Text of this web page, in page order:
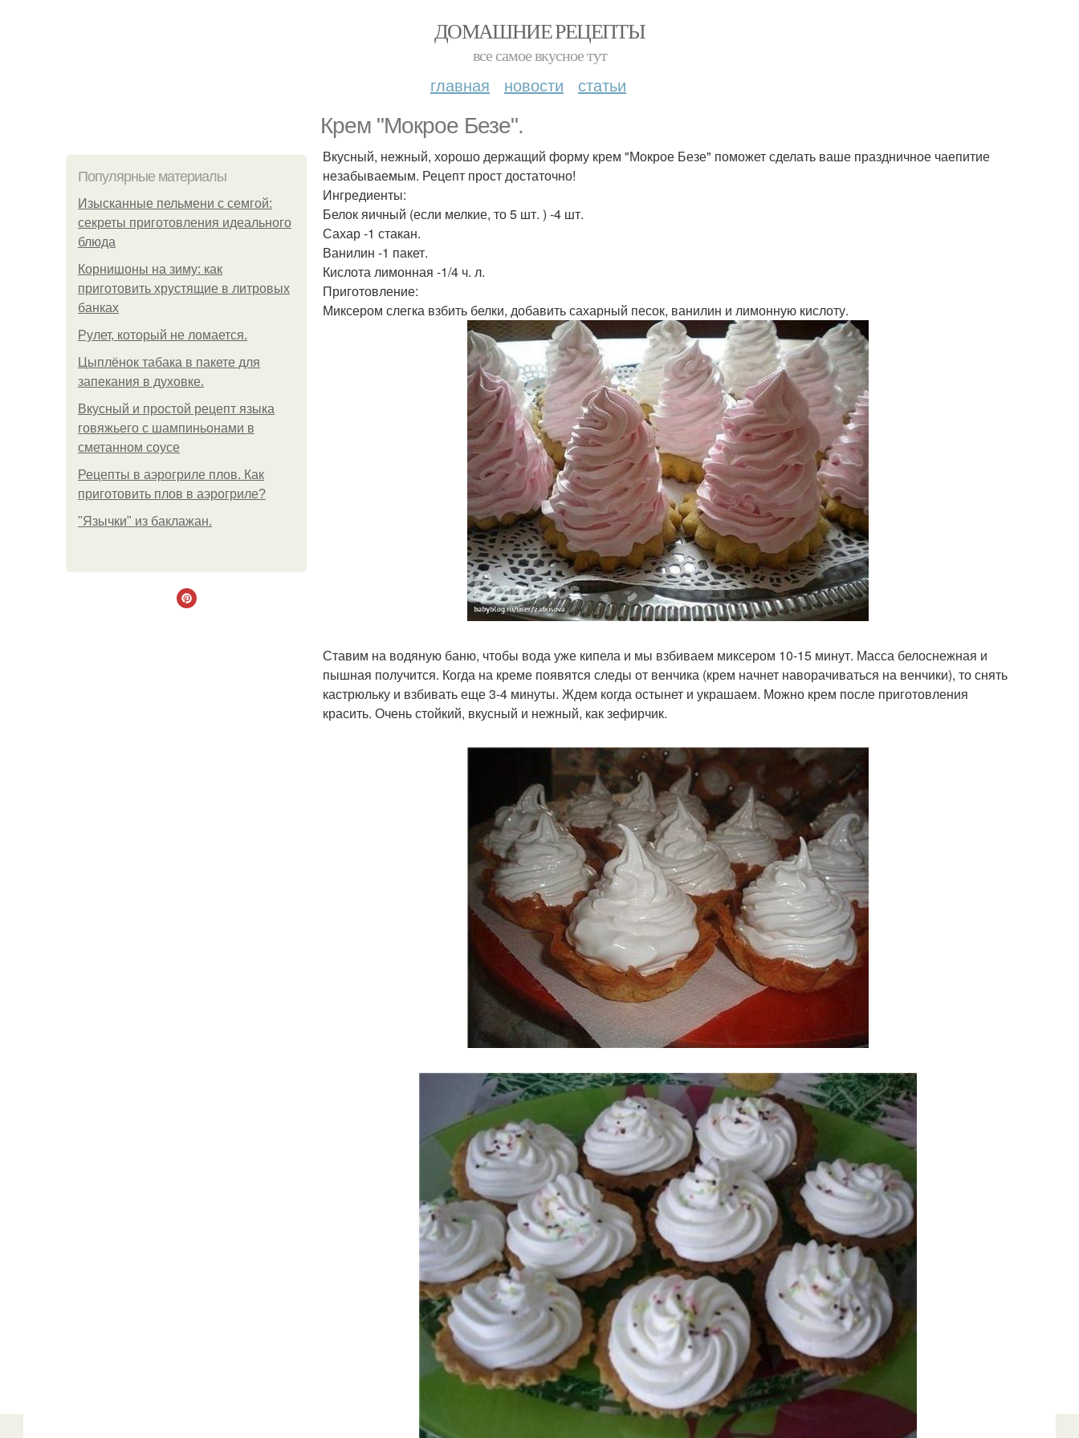
ДОМАШНИЕ РЕЦЕПТЫ
все самое вкусное тут
главная новости статьи
Крем "Мокрое Безе".
Популярные материалы
Изысканные пельмени с семгой:
секреты приготовления идеального
блюда
Корнишоны на зиму: как
приготовить хрустящие в литровых
банках
Рулет, который не ломается.
Цыплёнок табака в пакете для
запекания в духовке.
Вкусный и простой рецепт языка
говяжьего с шампиньонами в
сметанном соусе
Рецепты в аэрогриле плов. Как
приготовить плов в аэрогриле?
"Язычки" из баклажан.
Вкусный, нежный, хорошо держащий форму крем "Мокрое Безе" поможет сделать ваше праздничное чаепитие
незабываемым. Рецепт прост достаточно!
Ингредиенты:
Белок яичный (если мелкие, то 5 шт. ) -4 шт.
Сахар -1 стакан.
Ванилин -1 пакет.
Кислота лимонная -1/4 ч. л.
Приготовление:
Миксером слегка взбить белки, добавить сахарный песок, ванилин и лимонную кислоту.
Ставим на водяную баню, чтобы вода уже кипела и мы взбиваем миксером 10-15 минут. Масса белоснежная и
пышная получится. Когда на креме появятся следы от венчика (крем начнет наворачиваться на венчики), то снять
кастрюльку и взбивать еще 3-4 минуты. Ждем когда остынет и украшаем. Можно крем после приготовления
красить. Очень стойкий, вкусный и нежный, как зефирчик.